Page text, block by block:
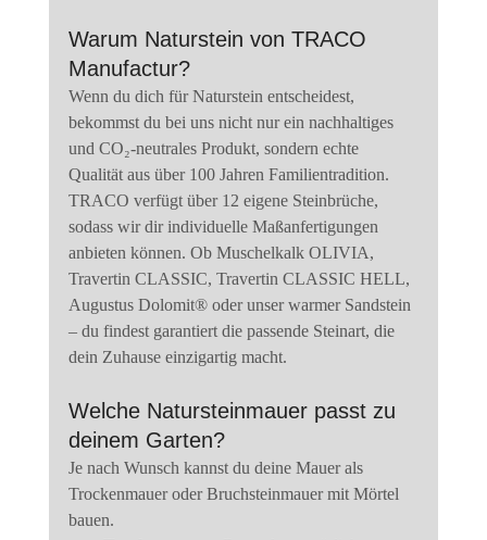
Warum Naturstein von TRACO
Manufactur?
Wenn du dich für Naturstein entscheidest,
bekommst du bei uns nicht nur ein nachhaltiges
und CO₂-neutrales Produkt, sondern echte
Qualität aus über 100 Jahren Familientradition.
TRACO verfügt über 12 eigene Steinbrüche,
sodass wir dir individuelle Maßanfertigungen
anbieten können. Ob Muschelkalk OLIVIA,
Travertin CLASSIC, Travertin CLASSIC HELL,
Augustus Dolomit® oder unser warmer Sandstein
– du findest garantiert die passende Steinart, die
dein Zuhause einzigartig macht.
Welche Natursteinmauer passt zu
deinem Garten?
Je nach Wunsch kannst du deine Mauer als
Trockenmauer oder Bruchsteinmauer mit Mörtel
bauen.